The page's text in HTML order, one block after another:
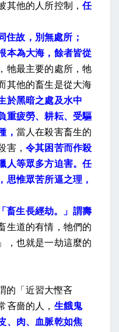
其他的人所控制，任
住故，別無處所；
本為大海，餘者皆從
牠最主要的處所，牠
其他的畜生是從大海
於黑暗之處及水中
重疲勞、耕耘、受驅
， 當人在殺害畜生的
害， 令其困苦而作殺
人等眾多方迫害。任
思惟眾苦所逼之理，
畜生長經劫。」謂壽
生道的有情，牠們的
」，也就是一劫這麼的
的「近習大慳吝
吝嗇的人， 生餓鬼
、肉、血脈乾如焦